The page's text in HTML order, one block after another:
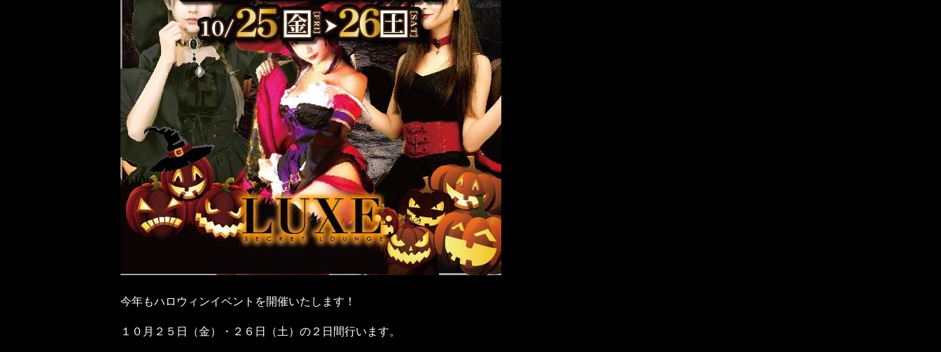
今年もハロウィンイベントを開催いたします！
１０月２５日（金）・２６日（土）の２日間行います。